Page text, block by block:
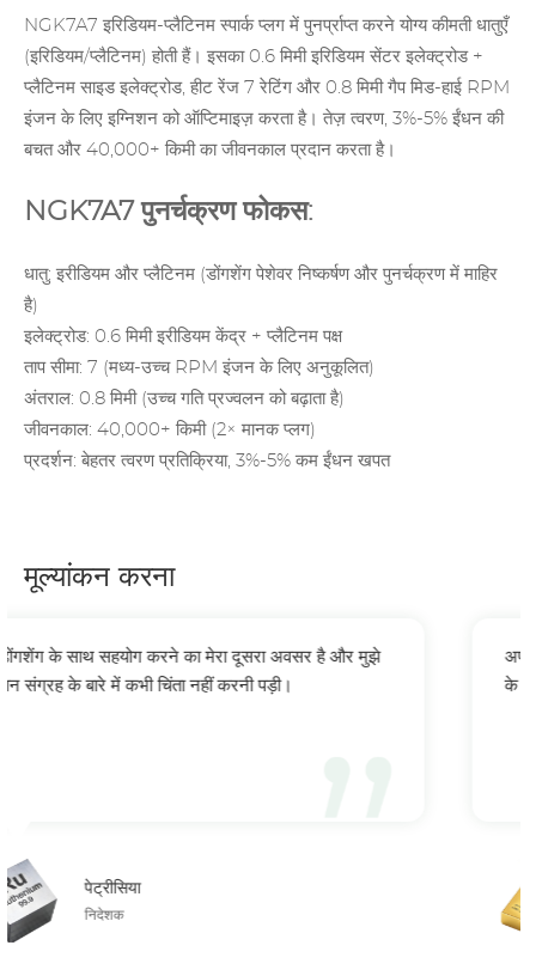
NGK7A7 इरिडियम-प्लैटिनम स्पार्क प्लग में पुनर्प्राप्त करने योग्य कीमती धातुएँ
(इरिडियम/प्लैटिनम) होती हैं। इसका 0.6 मिमी इरिडियम सेंटर इलेक्ट्रोड +
प्लैटिनम साइड इलेक्ट्रोड, हीट रेंज 7 रेटिंग और 0.8 मिमी गैप मिड-हाई RPM
इंजन के लिए इग्निशन को ऑप्टिमाइज़ करता है। तेज़ त्वरण, 3%-5% ईंधन की
बचत और 40,000+ किमी का जीवनकाल प्रदान करता है।
NGK7A7 पुनर्चक्रण फोकस:
धातु: इरीडियम और प्लैटिनम (डोंगशेंग पेशेवर निष्कर्षण और पुनर्चक्रण में माहिर
है)
इलेक्ट्रोड: 0.6 मिमी इरीडियम केंद्र + प्लैटिनम पक्ष
ताप सीमा: 7 (मध्य-उच्च RPM इंजन के लिए अनुकूलित)
अंतराल: 0.8 मिमी (उच्च गति प्रज्वलन को बढ़ाता है)
जीवनकाल: 40,000+ किमी (2× मानक प्लग)
प्रदर्शन: बेहतर त्वरण प्रतिक्रिया, 3%-5% कम ईंधन खपत
मूल्यांकन करना
है और मुझे
अप्रत्याशित रूप से, ऑनलाइन कीमती धातु
के कीमती धातु रिसाइक्लर्स की तुलना में तेजी से